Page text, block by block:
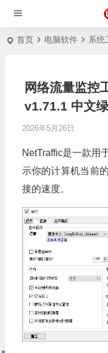
首页 电脑软件 系统
网络流量监控
v1.71.1 中文
2026年5月26日
NetTraffic是一款用
示你的计算机当前
接的速度。